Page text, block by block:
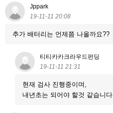
Jppark
19-11-11 20:08
추가 배터리는 언제쯤 나올까요??
티티카카크라우드펀딩
19-11-11 21:31
현재 검사 진행중이며,
내년초는 되어야 할것 같습니다.